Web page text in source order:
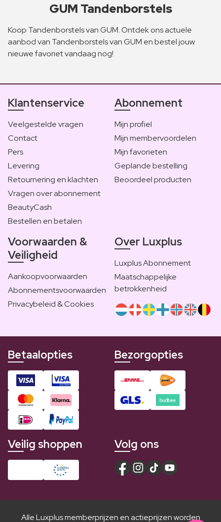
GUM Tandenborstels
Koop Tandenborstels van GUM. Ontdek ons actuele
aanbod van Tandenborstels van GUM en bestel jouw
nieuwe favoriet vandaag nog!
Klantenservice
Veelgestelde vragen
Contact
Pers
Levering
Retournering en klachten
Vragen over abonnement
BeautyCash
Bestellen en betalen
Abonnement
Mijn profiel
Mijn membervoordelen
Mijn favorieten
Geplande bestelling
Beoordeel producten
Voorwaarden &
Veiligheid
Aankoopvoorwaarden
Abonnementsvoorwaarden
Privacybeleid & Cookies
Over Luxplus
Luxplus Abonnement
Maatschappelijke
betrokkenheid
Betaalopties Bezorgopties
Veilig shoppen Volg ons
Alle Luxplus memberprijzen en actieprijzen worden